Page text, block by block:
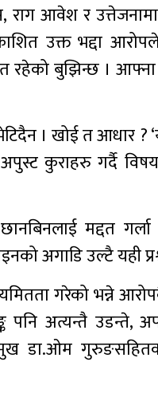
आवेश र उत्तेजनामा
उक्त भद्दा
रहेको बुझिन्छ ।
। खोई त आधार ?
कुराहरु गर्दै
मद्दत गर्ला
अगाडि उल्टै यही
गरेको भन्ने
अत्यन्तै उडन्ते,
डा.ओम